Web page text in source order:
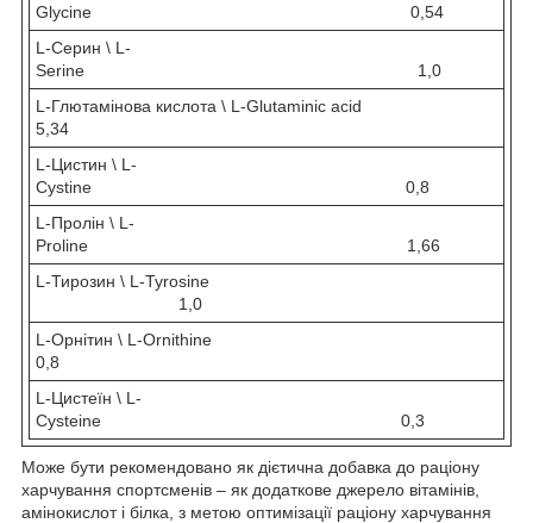
Glycine 0,54
L-Серин \ L-
Serine 1,0
L-Глютамінова кислота \ L-Glutaminic acid
5,34
L-Цистин \ L-
Cystine 0,8
L-Пролін \ L-
Proline 1,66
L-Тирозин \ L-Tyrosine
1,0
L-Орнітин \ L-Ornithine
0,8
L-Цистеїн \ L-
Cysteine 0,3
Може бути рекомендовано як дієтична добавка до раціону
харчування спортсменів – як додаткове джерело вітамінів,
амінокислот і білка, з метою оптимізації раціону харчування